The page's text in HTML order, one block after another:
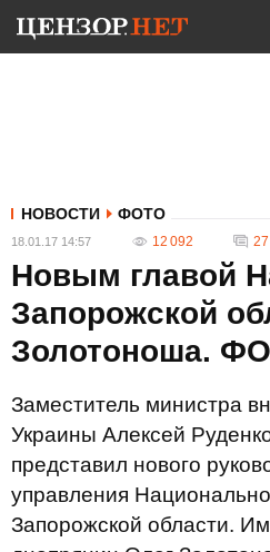
НОВОСТИ ФОТО
18.01.17 14:57 12 092 27
Новым главой
Запорожской
Золотоноша.
Заместитель министра
Украины Алексей
представил нового
управления
Запорожской области.